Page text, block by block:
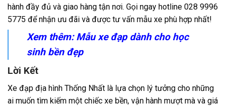
hành đầy đủ và giao hàng tận nơi. Gọi ngay hotline 028 9996
5775 để nhận ưu đãi và được tư vấn mẫu xe phù hợp nhất!
Xem thêm: Mẫuxe đạp dành cho học
sinhbền đẹp
Lời Kết
Xe đạp địa hình Thống Nhất là lựa chọn lý tưởng cho những
ai muốn tìm kiếm một chiếc xe bền, vận hành mượt mà và giá